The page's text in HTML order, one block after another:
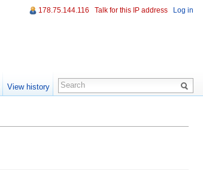
178.75.144.116 Talk for this IP address Log in
View history